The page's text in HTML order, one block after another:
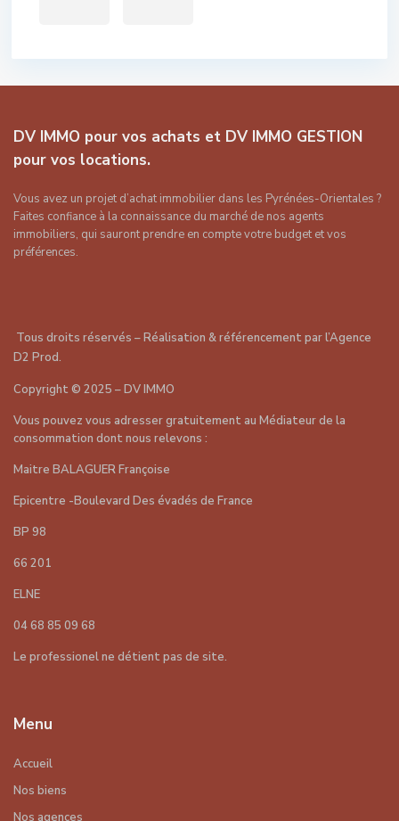
DV IMMO pour vos achats et DV IMMO GESTION
pour vos locations.
Vous avez un projet d’achat immobilier dans les Pyrénées-Orientales ?
Faites confiance à la connaissance du marché de nos agents
immobiliers, qui sauront prendre en compte votre budget et vos
préférences.
Tous droits réservés – Réalisation & référencement parl’Agence
D2 Prod.
Copyright© 2025 – DV IMMO
Vous pouvez vous adresser gratuitement au Médiateur de la
consommation dont nous relevons :
Maitre BALAGUER Françoise
Epicentre -Boulevard Des évadés de France
BP 98
66 201
ELNE
04 68 85 09 68
Le professionel ne détient pas de site.
Menu
Accueil
Nos biens
Nos agences